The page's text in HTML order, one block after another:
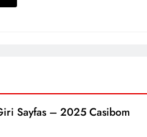
Sayfas – 2025 Casibom